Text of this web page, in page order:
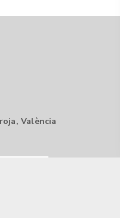
València